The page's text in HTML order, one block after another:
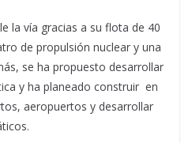
la vía gracias a su flota de 40
de propulsión nuclear y una
se ha propuesto desarrollar
y ha planeado construir en
aeropuertos y desarrollar